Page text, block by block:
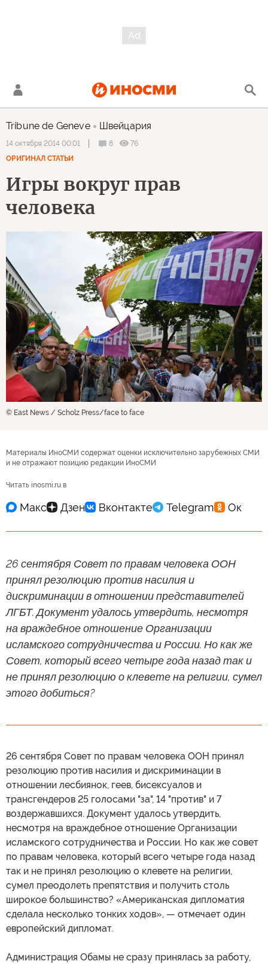
Tribune de Geneve Швейцария
14 октября 2014 00:01 8
76
ОРИГИНАЛ СТАТЬИ
Игры вокруг прав
человека
© East News / Scholz Press/face to face
Материалы ИноСМИ содержат оценки исключительно зарубежных СМИ
и не отражают позицию редакции ИноСМИ
Читать inosmi.ru в
26 сентября Совет по правам человека ООН
принял резолюцию против насилия и
дискриминации в отношении представителей
ЛГБТ. Документ удалось утвердить, несмотря
на враждебное отношение Организации
исламского сотрудничества и России. Но как же
Совет, который всего четыре года назад так и
не принял резолюцию о клевете на религии, сумел
этого добиться?
26 сентября Совет по правам человека ООН принял
резолюцию против насилия и дискриминации в
отношении лесбиянок, геев, бисексуалов и
трансгендеров 25 голосами "за", 14 "против" и 7
воздержавшихся. Документ удалось утвердить,
несмотря на враждебное отношение Организации
исламского сотрудничества и России. Но как же совет
по правам человека, который всего четыре года назад
так и не принял резолюцию о клевете на религии,
сумел преодолеть препятствия и получить столь
широкое большинство? «Американская дипломатия
сделала несколько тонких ходов», — отмечает один
европейский дипломат.
Администрация Обамы не сразу принялась за работу,